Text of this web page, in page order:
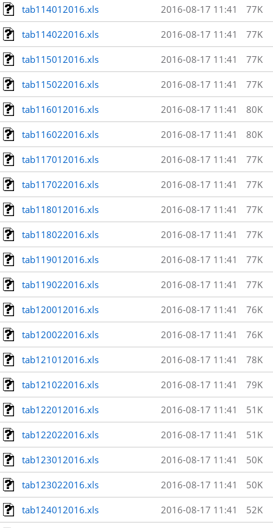
tab114012016.xls 2016-08-17 11:41 77K
tab114022016.xls 2016-08-17 11:41 77K
tab115012016.xls 2016-08-17 11:41 77K
tab115022016.xls 2016-08-17 11:41 77K
tab116012016.xls 2016-08-17 11:41 80K
tab116022016.xls 2016-08-17 11:41 80K
tab117012016.xls 2016-08-17 11:41 77K
tab117022016.xls 2016-08-17 11:41 77K
tab118012016.xls 2016-08-17 11:41 77K
tab118022016.xls 2016-08-17 11:41 77K
tab119012016.xls 2016-08-17 11:41 77K
tab119022016.xls 2016-08-17 11:41 77K
tab120012016.xls 2016-08-17 11:41 76K
tab120022016.xls 2016-08-17 11:41 76K
tab121012016.xls 2016-08-17 11:41 78K
tab121022016.xls 2016-08-17 11:41 79K
tab122012016.xls 2016-08-17 11:41 51K
tab122022016.xls 2016-08-17 11:41 51K
tab123012016.xls 2016-08-17 11:41 50K
tab123022016.xls 2016-08-17 11:41 50K
tab124012016.xls 2016-08-17 11:41 52K